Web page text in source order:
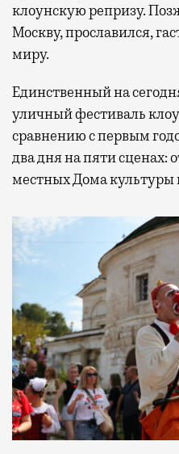
клоунскую репризу.
Москву, прославился,
миру.
Единственный на
уличный фестиваль
сравнению с первым
два дня на пяти сценах:
местных Дома культуры